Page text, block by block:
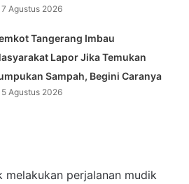
7 Agustus 2026
Tangerang Imbau
Lapor Jika Temukan
Sampah, Begini Caranya
5 Agustus 2026
melakukan perjalanan mudik